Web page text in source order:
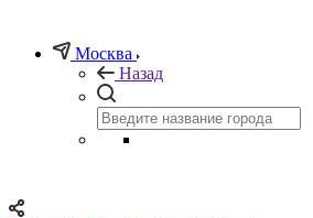
Москва
Назад